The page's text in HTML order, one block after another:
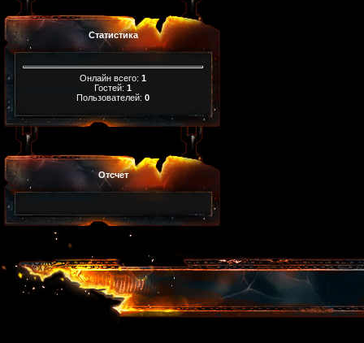
Статистика
Онлайн всего: 1
Гостей: 1
Пользователей: 0
Отсчет